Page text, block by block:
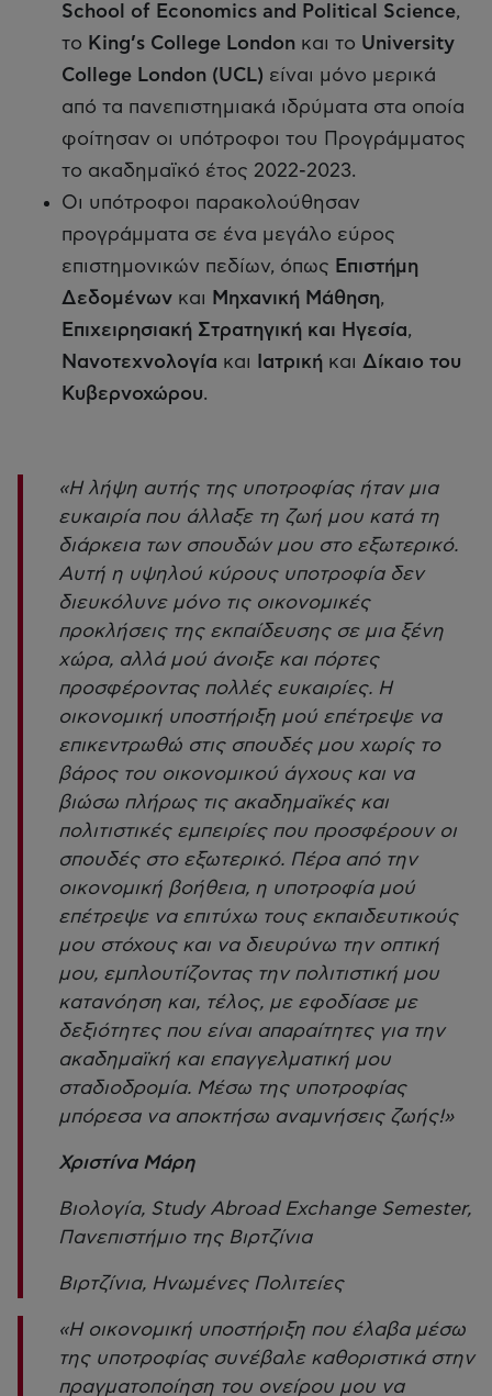
School of Economics and Political Science,
το King’s College London και το University
College London (UCL) είναι μόνο μερικά
από τα πανεπιστημιακά ιδρύματα στα οποία
φοίτησαν οι υπότροφοι του Προγράμματος
το ακαδημαϊκό έτος 2022-2023.
Οι υπότροφοι παρακολούθησαν
προγράμματα σε ένα μεγάλο εύρος
επιστημονικών πεδίων, όπως Επιστήμη
Δεδομένων και Μηχανική Μάθηση,
Επιχειρησιακή Στρατηγική και Ηγεσία,
Νανοτεχνολογία και Ιατρική και Δίκαιο του
Κυβερνοχώρου.
«Η λήψη αυτής της υποτροφίας ήταν μια
ευκαιρία που άλλαξε τη ζωή μου κατά τη
διάρκεια των σπουδών μου στο εξωτερικό.
Αυτή η υψηλού κύρους υποτροφία δεν
διευκόλυνε μόνο τις οικονομικές
προκλήσεις της εκπαίδευσης σε μια ξένη
χώρα, αλλά μού άνοιξε και πόρτες
προσφέροντας πολλές ευκαιρίες. Η
οικονομική υποστήριξη μού επέτρεψε να
επικεντρωθώ στις σπουδές μου χωρίς το
βάρος του οικονομικού άγχους και να
βιώσω πλήρως τις ακαδημαϊκές και
πολιτιστικές εμπειρίες που προσφέρουν οι
σπουδές στο εξωτερικό. Πέρα από την
οικονομική βοήθεια, η υποτροφία μού
επέτρεψε να επιτύχω τους εκπαιδευτικούς
μου στόχους και να διευρύνω την οπτική
μου, εμπλουτίζοντας την πολιτιστική μου
κατανόηση και, τέλος, με εφοδίασε με
δεξιότητες που είναι απαραίτητες για την
ακαδημαϊκή και επαγγελματική μου
σταδιοδρομία. Μέσω της υποτροφίας
μπόρεσα να αποκτήσω αναμνήσεις ζωής!»
Χριστίνα Μάρη
Βιολογία, Study Abroad Exchange Semester,
Πανεπιστήμιο της Βιρτζίνια
Βιρτζίνια, Ηνωμένες Πολιτείες
«Η οικονομική υποστήριξη που έλαβα μέσω
της υποτροφίας συνέβαλε καθοριστικά στην
πραγματοποίηση του ονείρου μου να